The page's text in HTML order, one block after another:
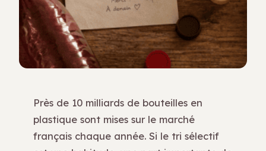
Près de 10 milliards de bouteilles en
plastique sont mises sur le marché
français chaque année. Si le tri sélectif